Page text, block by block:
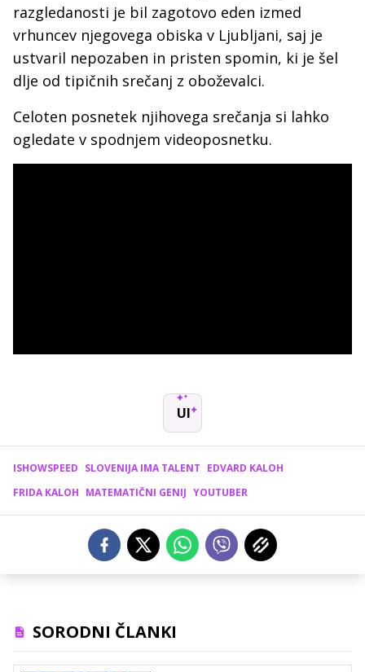
razgledanosti je bil zagotovo eden izmed
vrhuncev njegovega obiska v Ljubljani, saj je
ustvaril nepozaben in pristen spomin, ki je šel
dlje od tipičnih srečanj z oboževalci.
Celoten posnetek njihovega srečanja si lahko
ogledate v spodnjem videoposnetku.
UI
ISHOWSPEED SLOVENIJA IMA TALENT EDVARD KALOH
FRIDA KALOH MATEMATIČNI GENIJ YOUTUBER
SORODNI ČLANKI